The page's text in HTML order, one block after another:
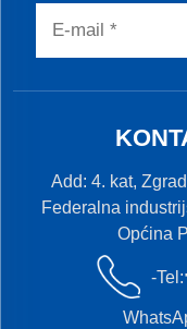
Add: 4. kat,
Federalna
Općina
-Tel: